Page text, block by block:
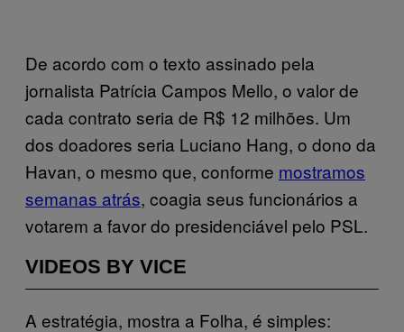
De acordo com o texto assinado pela
jornalista Patrícia Campos Mello, o valor de
cada contrato seria de R$ 12 milhões. Um
dos doadores seria Luciano Hang, o dono da
Havan, o mesmo que, conforme mostramos
semanas atrás, coagia seus funcionários a
votarem a favor do presidenciável pelo PSL.
VIDEOS BY VICE
A estratégia, mostra a Folha, é simples: